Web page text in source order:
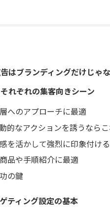
はブランディングだけじゃ
れぞれの集客向きシーン
へのアプローチに最適
的なアクションを誘うなら
を活かして強烈に印象付ける
品や手順紹介に最適
の鍵
ティング設定の基本